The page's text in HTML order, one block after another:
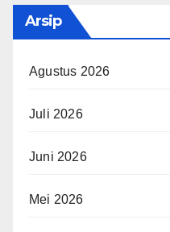
Arsip
Agustus 2026
Juli 2026
Juni 2026
Mei 2026